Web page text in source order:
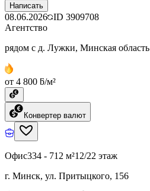
Написать
08.06.2026 ID 3909708
Агентство
рядом с д. Лужки, Минская область
от 4 800 ƃ/м²
Конвертер валют
Офис334 - 712 м²12/22 этаж
г. Минск, ул. Притыцкого, 156